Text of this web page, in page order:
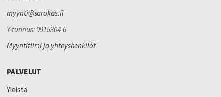
myynti@sarokas.fi
Y-tunnus: 0915304-6
Myyntitiimi ja yhteyshenkilöt
PALVELUT
Yleistä